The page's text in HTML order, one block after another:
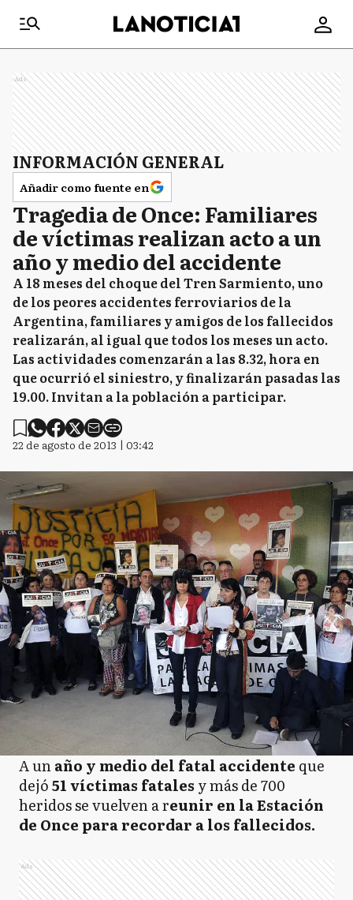
Ads
INFORMACIÓN GENERAL
Añadir como fuente en
Tragedia de Once: Familiares
de víctimas realizan acto a un
año y medio del accidente
A 18 meses del choque del Tren Sarmiento, uno
de los peores accidentes ferroviarios de la
Argentina, familiares y amigos de los fallecidos
realizarán, al igual que todos los meses un acto.
Las actividades comenzarán a las 8.32, hora en
que ocurrió el siniestro, y finalizarán pasadas las
19.00. Invitan a la población a participar.
22 de agosto de 2013 | 03:42
A unaño y medio del fatal accidente que
dejó51 víctimas fatales y más de 700
heridos se vuelven a reunir en la Estación
de Once para recordar a los fallecidos.
Ads